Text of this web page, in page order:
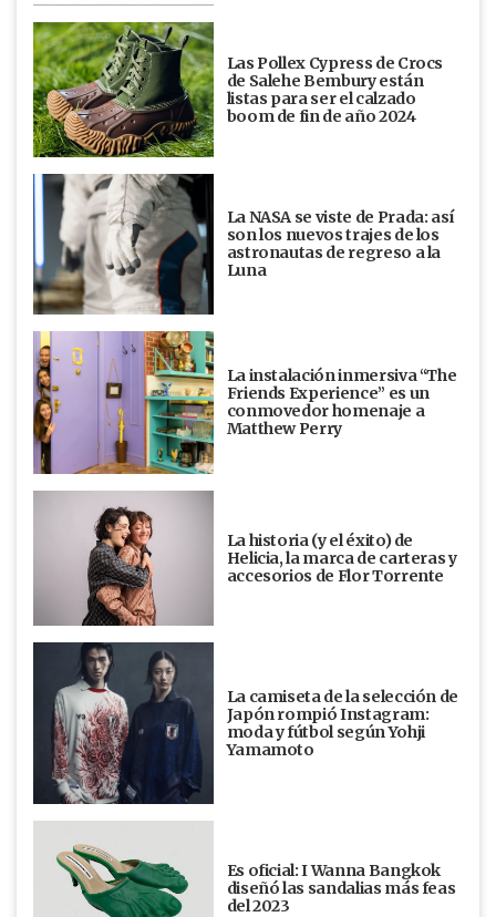
Las Pollex Cypress de Crocs
de Salehe Bembury están
listas para ser el calzado
boom de fin de año 2024
La NASA se viste de Prada: así
son los nuevos trajes de los
astronautas de regreso a la
Luna
La instalación inmersiva “The
Friends Experience” es un
conmovedor homenaje a
Matthew Perry
La historia (y el éxito) de
Helicia, la marca de carteras y
accesorios de Flor Torrente
La camiseta de la selección de
Japón rompió Instagram:
moda y fútbol según Yohji
Yamamoto
Es oficial: I Wanna Bangkok
diseñó las sandalias más feas
del 2023